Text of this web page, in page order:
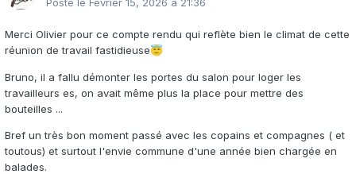
Merci Olivier pour ce compte rendu qui reflète bien le climat de cette
réunion de travail fastidieuse😇
Bruno, il a fallu démonter les portes du salon pour loger les
travailleurs es, on avait même plus la place pour mettre des
bouteilles ...
Bref un très bon moment passé avec les copains et compagnes ( et
toutous) et surtout l'envie commune d'une année bien chargée en
balades.